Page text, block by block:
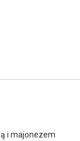
i majonezem